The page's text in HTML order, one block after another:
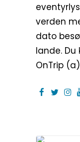
verden
dato
lande.
OnTrip